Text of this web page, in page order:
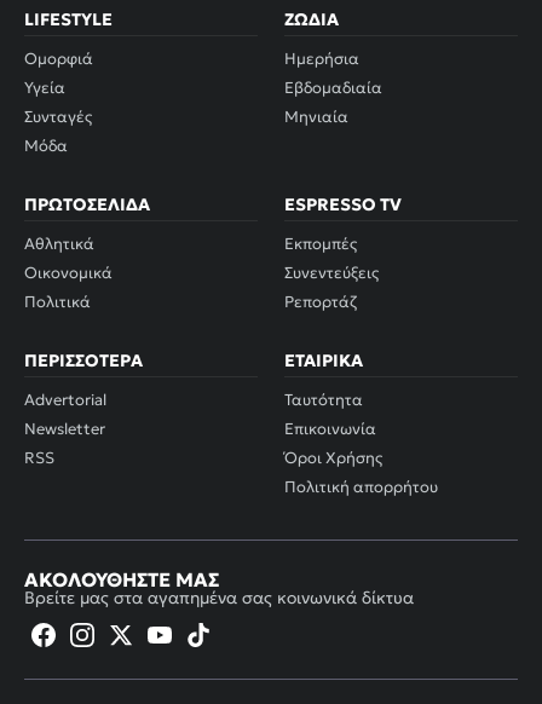
LIFESTYLE
Ομορφιά
Υγεία
Συνταγές
Μόδα
ΖΏΔΙΑ
Ημερήσια
Εβδομαδιαία
Μηνιαία
ΠΡΩΤΟΣΈΛΙΔΑ
Αθλητικά
Οικονομικά
Πολιτικά
ESPRESSO TV
Εκπομπές
Συνεντεύξεις
Ρεπορτάζ
ΠΕΡΙΣΣΌΤΕΡΑ
Advertorial
Newsletter
RSS
ΕΤΑΙΡΙΚΆ
Ταυτότητα
Επικοινωνία
Όροι Χρήσης
Πολιτική απορρήτου
ΑΚΟΛΟΥΘΉΣΤΕ ΜΑΣ
Βρείτε μας στα αγαπημένα σας κοινωνικά δίκτυα